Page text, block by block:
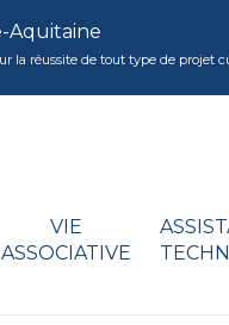
Aquitaine
la réussite de tout type de projet
VIE
ASSOCIATIVE